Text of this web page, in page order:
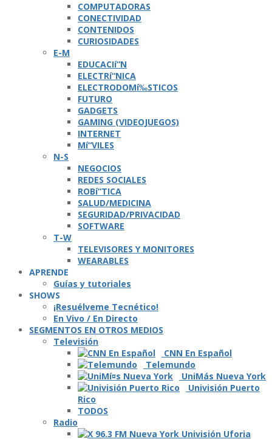
COMPUTADORAS
CONECTIVIDAD
CONTENIDOS
CURIOSIDADES
E-M
EDUCACIí“N
ELECTRí“NICA
ELECTRODOMí‰STICOS
FUTURO
GADGETS
GAMING (VIDEOJUEGOS)
INTERNET
Mí“VILES
N-S
NEGOCIOS
REDES SOCIALES
ROBí“TICA
SALUD/MEDICINA
SEGURIDAD/PRIVACIDAD
SOFTWARE
T-W
TELEVISORES Y MONITORES
WEARABLES
APRENDE
Guí­as y tutoriales
SHOWS
¡Resuélveme Tecnético!
En Vivo / En Directo
SEGMENTOS EN OTROS MEDIOS
Televisión
CNN En Español
Telemundo
UniMás Nueva York
Univisión Puerto
Rico
TODOS
Radio